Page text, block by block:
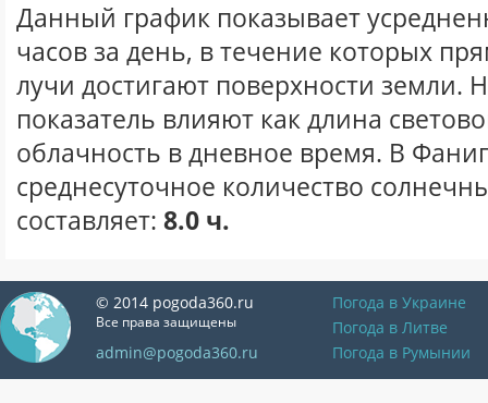
Данный график показывает
часов за день, в течение которых
лучи достигают поверхности земли.
показатель влияют как длина
облачность в дневное время. В
среднесуточное количество
составляет: 8.0 ч.
© 2014 pogoda360.ru
Все права защищены
admin@pogoda360.ru
Погода в Украине
Погода в Литве
Погода в Румынии